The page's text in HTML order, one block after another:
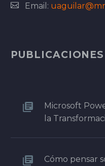
Email:
Microsoft
la
Cómo pensar